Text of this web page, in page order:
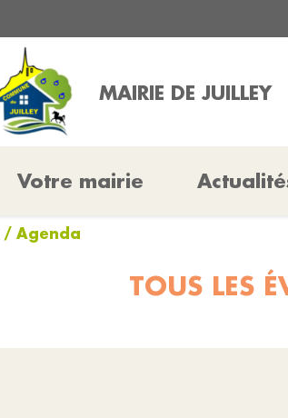
MAIRIE DE JUILLEY
Votre mairie
/ Agenda
TOUS LES